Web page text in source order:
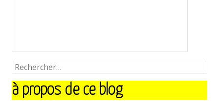
à propos de ce blog